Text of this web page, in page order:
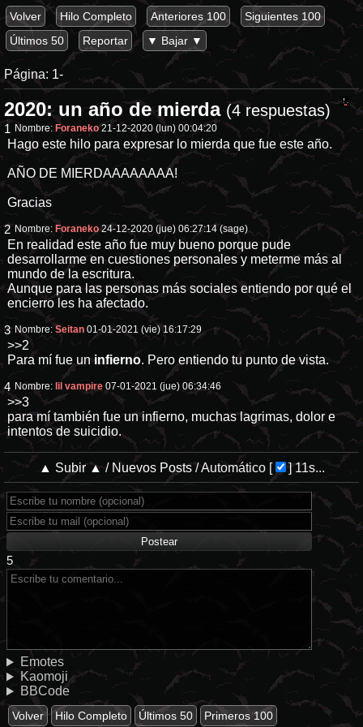
Volver Hilo Completo Anteriores 100
Siguientes 100
Últimos 50
Reportar ▼ Bajar ▼
Página: 1-
2020: un año de mierda (4 respuestas)
1 Nombre: Foraneko 21-12-2020 (lun) 00:04:20
Hago este hilo para expresar lo mierda que fue este año.
AÑO DE MIERDAAAAAAAA!
Gracias
2 Nombre: Foraneko 24-12-2020 (jue) 06:27:14 (sage)
En realidad este año fue muy bueno porque pude
desarrollarme en cuestiones personales y meterme más al
mundo de la escritura.
Aunque para las personas más sociales entiendo por qué el
encierro les ha afectado.
3 Nombre:Seitan 01-01-2021 (vie) 16:17:29
>>2
Para mí fue uninfierno. Pero entiendo tu punto de vista.
4 Nombre: lil vampire 07-01-2021 (jue) 06:34:46
>>3
para mí también fue un infierno, muchas lagrimas, dolor e
intentos de suicidio.
▲ Subir ▲ / Nuevos Posts/Automático[ ]11s...
5
Emotes
Kaomoji
BBCode
Volver Hilo Completo Últimos 50 Primeros 100